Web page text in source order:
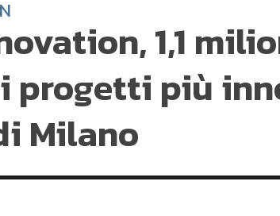
1,1
i progetti più
Milano